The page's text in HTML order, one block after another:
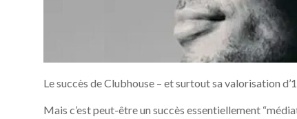
Le succès de Clubhouse – et surtout sa valorisation
Mais c’est peut-être un succès essentiellement